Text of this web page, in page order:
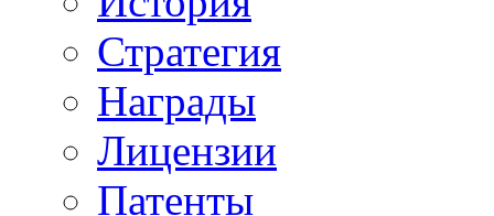
Стратегия
Награды
Лицензии
Патенты